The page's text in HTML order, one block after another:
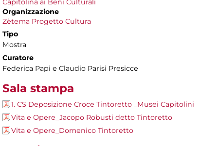
Capitolina ai Beni Culturali
Organizzazione
Zètema Progetto Cultura
Tipo
Mostra
Curatore
Federica Papi e Claudio Parisi Presicce
Sala stampa
1. CS Deposizione Croce Tintoretto _Musei Capitolini
Vita e Opere_Jacopo Robusti detto Tintoretto
Vita e Opere_Domenico Tintoretto